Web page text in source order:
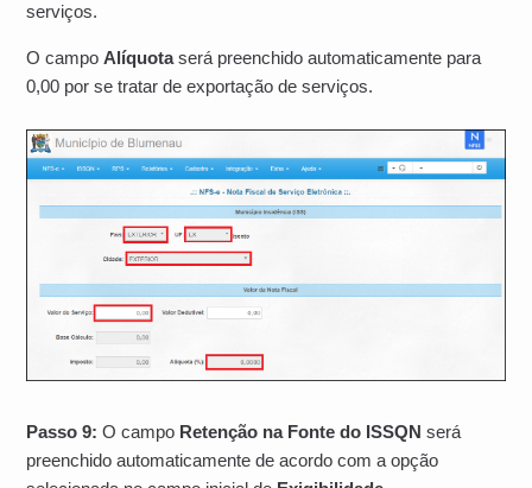
serviços.
O campoAlíquotaserá preenchido automaticamente para
0,00 por se tratar de exportação de serviços.
Passo 9: O campo Retenção na Fonte do ISSQNserá
preenchido automaticamente de acordo com a opção